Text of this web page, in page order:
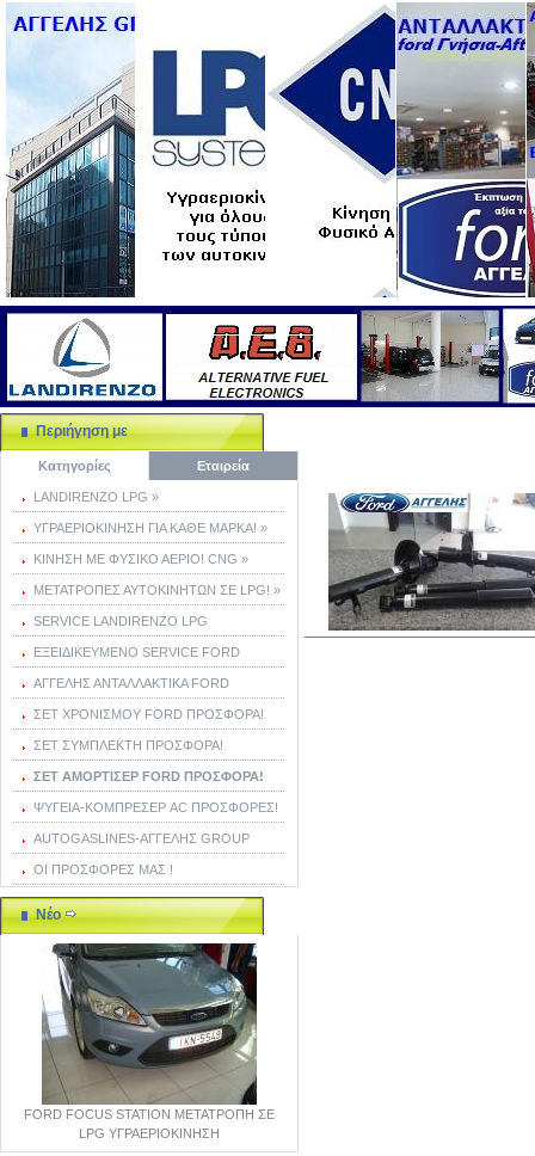
Περιήγηση με
Κατηγορίες Εταιρεία
LANDIRENZO LPG »
ΥΓΡΑΕΡΙΟΚΙΝΗΣΗ ΓΙΑ ΚΑΘΕ ΜΑΡΚΑ! »
ΚΙΝΗΣΗ ΜΕ ΦΥΣΙΚΟ ΑΕΡΙΟ! CNG »
ΜΕΤΑΤΡΟΠΕΣ ΑΥΤΟΚΙΝΗΤΩΝ ΣΕ LPG! »
SERVICE LANDIRENZO LPG
ΕΞΕΙΔΙΚΕΥΜΕΝΟ SERVICE FORD
ΑΓΓΕΛΗΣ ΑΝΤΑΛΛΑΚΤΙΚΑ FORD
ΣΕΤ ΧΡΟΝΙΣΜΟΥ FORD ΠΡΟΣΦΟΡΑ!
ΣΕΤ ΣΥΜΠΛΕΚΤΗ ΠΡΟΣΦΟΡΑ!
ΣΕΤ ΑΜΟΡΤΙΣΕΡ FORD ΠΡΟΣΦΟΡΑ!
ΨΥΓΕΙΑ-ΚΟΜΠΡΕΣΕΡ AC ΠΡΟΣΦΟΡΕΣ!
AUTOGASLINES-ΑΓΓΕΛΗΣ GROUP
ΟΙ ΠΡΟΣΦΟΡΕΣ ΜΑΣ !
Νέο
FORD FOCUS STATION ΜΕΤΑΤΡΟΠΗ ΣΕ
LPG ΥΓΡΑΕΡΙΟΚΙΝΗΣΗ